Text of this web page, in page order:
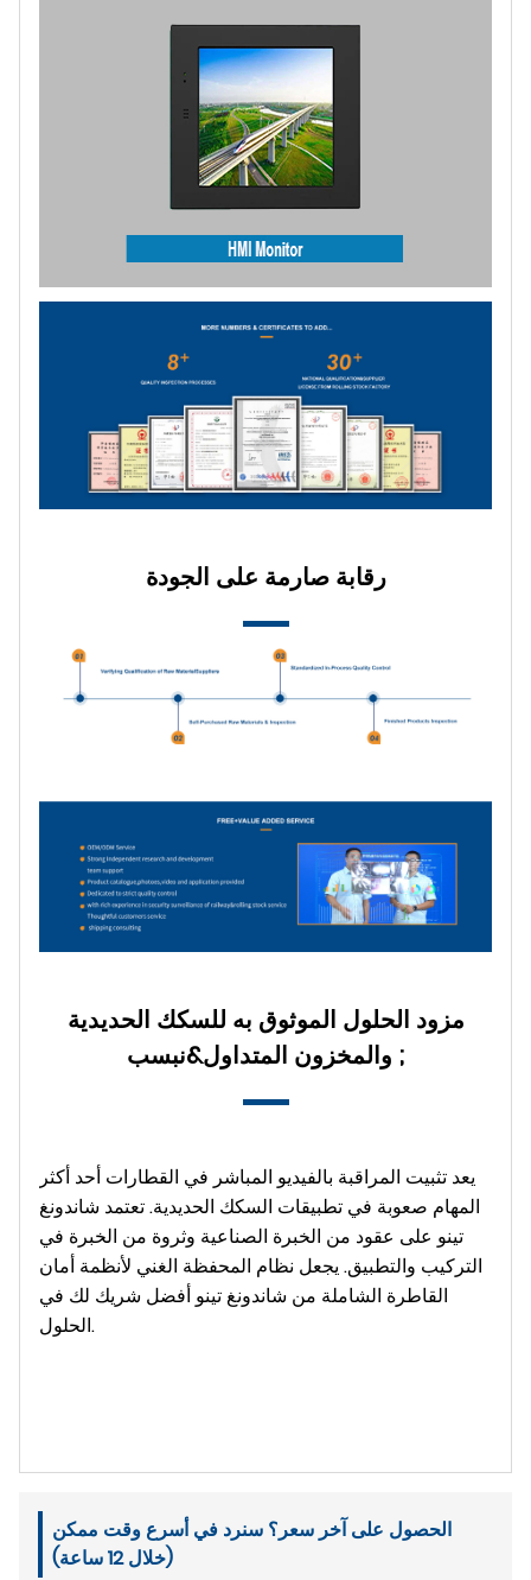
رقابة صارمة على الجودة
مزود الحلول الموثوق به للسكك الحديدية
والمخزون المتداول&نبسب ;
يعد تثبيت المراقبة بالفيديو المباشر في القطارات أحد أكثر
المهام صعوبة في تطبيقات السكك الحديدية. تعتمد شاندونغ
تينو على عقود من الخبرة الصناعية وثروة من الخبرة في
التركيب والتطبيق. يجعل نظام المحفظة الغني لأنظمة أمان
القاطرة الشاملة من شاندونغ تينو أفضل شريك لك في
الحلول.
الحصول على آخر سعر؟ سنرد في أسرع وقت ممكن
(خلال 12 ساعة)